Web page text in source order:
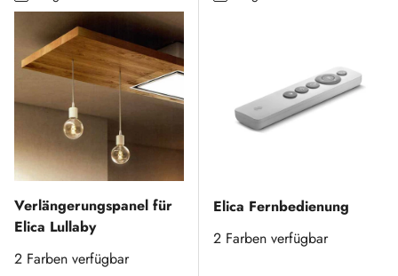
Verlängerungspanel für
Elica Lullaby
2 Farben verfügbar
Elica Fernbedienung
2 Farben verfügbar